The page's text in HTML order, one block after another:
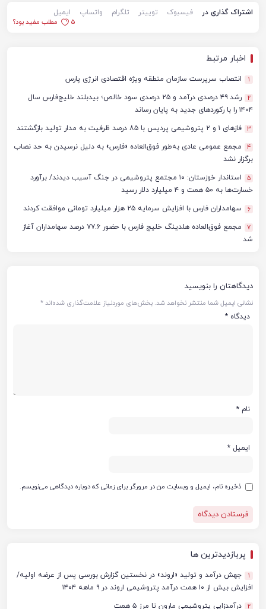
اشتراک گذاری در فیسبوک توییتر تلگرام واتساپ
ایمیل
5
مطلب مفید بود؟
اخبار مرتبط
1 انتصاب سرپرست سازمان منطقه ویژه اقتصادی انرژی پارس
2
رشد ۴۹ درصدی درآمد و ۲۵ درصدی سود خالص؛ بیدبلند خلیج‌فارس سال
۱۴۰۴ را با رکوردهای جدید به پایان رساند
3 فازهای ۱ و ۲ پتروشیمی پردیس با ۸۵ درصد ظرفیت به مدار تولید بازگشتند
4
مجمع عمومی عادی به‌طور فوق‌العاده «فارس» به دلیل نرسیدن به حد نصاب
برگزار نشد
5
استاندار خوزستان: ۱۰ مجتمع پتروشیمی در جنگ آسیب دیدند/ برآورد
خسارت‌ها به ۵۰ همت و ۴ میلیارد دلار رسید
6 سهامداران فارس با افزایش سرمایه ۲۵ هزار میلیارد تومانی موافقت کردند
7
مجمع فوق‌العاده هلدینگ خلیج فارس با حضور ۷۷.۶ درصد سهامداران آغاز
شد
دیدگاهتان را بنویسید
نشانی ایمیل شما منتشر نخواهد شد. بخش‌های موردنیاز علامت‌گذاری شده‌اند*
دیدگاه *
نام *
ایمیل *
ذخیره نام، ایمیل و وبسایت من در مرورگر برای زمانی که دوباره دیدگاهی می‌نویسم.
پربازدیدترین ها
1
جهش درآمد و تولید «اروند» در نخستین گزارش بورسی پس از عرضه اولیه/
افزایش بیش از ۱۰ همت درآمد پتروشیمی اروند در ۹ ماهه ۱۴۰۴
2 درآمدزایی پتروشیمی مارون تا مرز ۵ همت